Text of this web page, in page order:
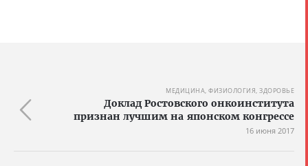
МЕДИЦИНА, ФИЗИОЛОГИЯ, ЗДОРОВЬЕ
Доклад Ростовского онкоинститута
признан лучшим на японском конгрессе
16 июня 2017